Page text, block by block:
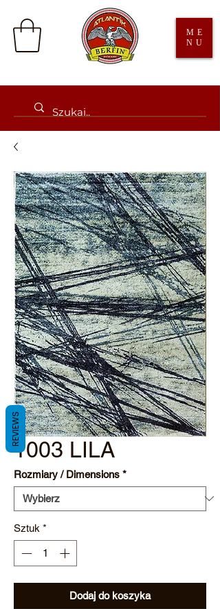
ME
NU
1003 LILA
Rozmiary / Dimensions *
Sztuk *
Dodaj do koszyka
REVIEWS